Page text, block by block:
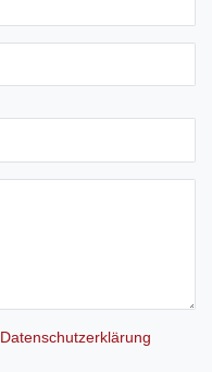
Daten­schutz­erklärung